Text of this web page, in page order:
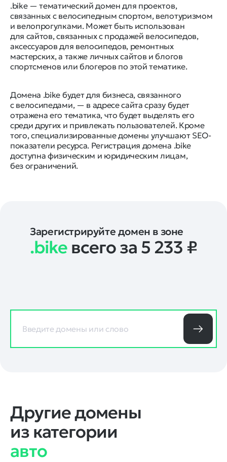
.bike — тематический домен для проектов,
связанных с велосипедным спортом, велотуризмом
и велопрогулками. Может быть использован
для сайтов, связанных с продажей велосипедов,
аксессуаров для велосипедов, ремонтных
мастерских, а также личных сайтов и блогов
спортсменов или блогеров по этой тематике.
Домена .bike будет для бизнеса, связанного
с велосипедами, — в адресе сайта сразу будет
отражена его тематика, что будет выделять его
среди других и привлекать пользователей. Кроме
того, специализированные домены улучшают SEO-
показатели ресурса. Регистрация домена .bike
доступна физическим и юридическим лицам,
без ограничений.
Зарегистрируйте домен в зоне
.bike всего за 5 233 ₽
Другие домены
из категории
авто